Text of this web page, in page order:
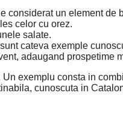
considerat un element de
celor cu orez.
salate.
cateva exemple
adaugand prospetime
exemplu consta in
cunoscuta in